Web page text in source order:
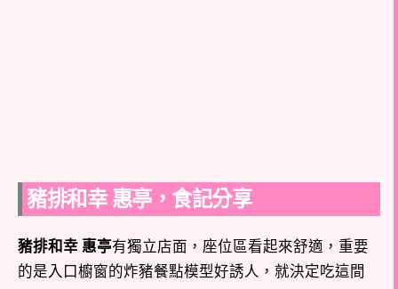
豬排和幸 惠亭，食記分享
豬排和幸 惠亭有獨立店面，座位區看起來舒適，重要
的是入口櫥窗的炸豬餐點模型好誘人，就決定吃這間